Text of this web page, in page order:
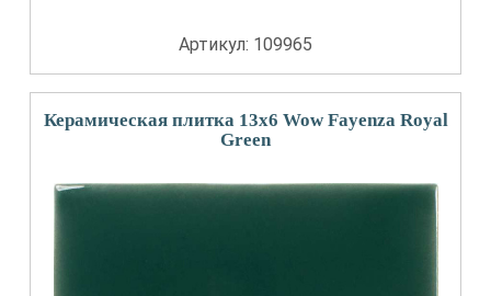
Артикул: 109965
Керамическая плитка 13x6 Wow Fayenza Royal
Green